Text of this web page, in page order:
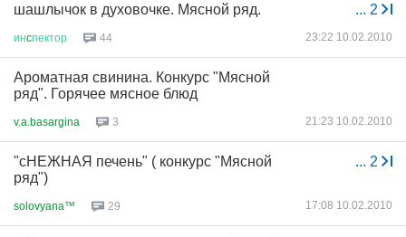
... 2
шашлычок в духовочке. Мясной ряд.
инcпектор 44 23:22 10.02.2010
Ароматная свинина. Конкурс "Мясной
ряд". Горячее мясное блюд
v.a.basargina 3 21:23 10.02.2010
... 2
"сНЕЖНАЯ печень" ( конкурс "Мясной
ряд")
solovyana™ 29 17:08 10.02.2010